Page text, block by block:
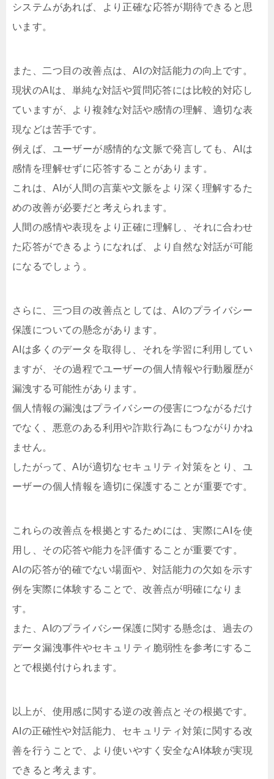
システムがあれば、より正確な応答が期待できると思
います。
また、二つ目の改善点は、AIの対話能力の向上です。
現状のAIは、単純な対話や質問応答には比較的対応し
ていますが、より複雑な対話や感情の理解、適切な表
現などは苦手です。
例えば、ユーザーが感情的な文脈で発言しても、AIは
感情を理解せずに応答することがあります。
これは、AIが人間の言葉や文脈をより深く理解するた
めの改善が必要だと考えられます。
人間の感情や表現をより正確に理解し、それに合わせ
た応答ができるようになれば、より自然な対話が可能
になるでしょう。
さらに、三つ目の改善点としては、AIのプライバシー
保護についての懸念があります。
AIは多くのデータを取得し、それを学習に利用してい
ますが、その過程でユーザーの個人情報や行動履歴が
漏洩する可能性があります。
個人情報の漏洩はプライバシーの侵害につながるだけ
でなく、悪意のある利用や詐欺行為にもつながりかね
ません。
したがって、AIが適切なセキュリティ対策をとり、ユ
ーザーの個人情報を適切に保護することが重要です。
これらの改善点を根拠とするためには、実際にAIを使
用し、その応答や能力を評価することが重要です。
AIの応答が的確でない場面や、対話能力の欠如を示す
例を実際に体験することで、改善点が明確になりま
す。
また、AIのプライバシー保護に関する懸念は、過去の
データ漏洩事件やセキュリティ脆弱性を参考にするこ
とで根拠付けられます。
以上が、使用感に関する逆の改善点とその根拠です。
AIの正確性や対話能力、セキュリティ対策に関する改
善を行うことで、より使いやすく安全なAI体験が実現
できると考えます。